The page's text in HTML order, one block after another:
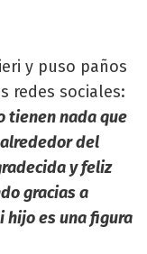
y puso paños
redes sociales:
tienen nada que
del
y feliz
gracias a
hijo es una figura